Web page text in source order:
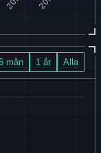
mån 1 år Alla